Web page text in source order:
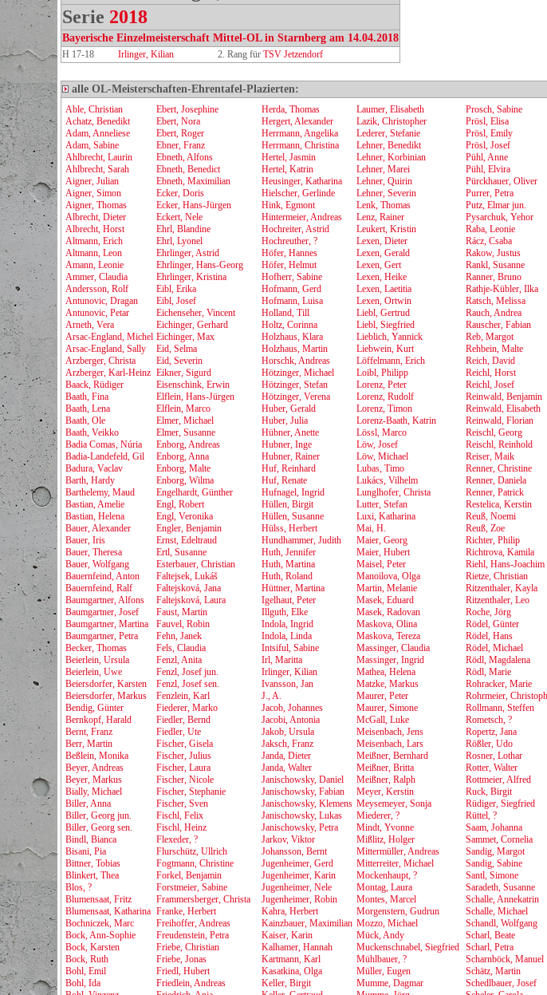
Serie 2018
Bayerische Einzelmeisterschaft Mittel-OL in Starnberg am 14.04.2018
H 17-18 Irlinger, Kilian 2. Rang für TSV Jetzendorf
alle OL-Meisterschaften-Ehrentafel-Plazierten:
Able, Christian
Achatz, Benedikt
Adam, Anneliese
Adam, Sabine
Ahlbrecht, Laurin
Ahlbrecht, Sarah
Aigner, Julian
Aigner, Simon
Aigner, Thomas
Albrecht, Dieter
Albrecht, Horst
Altmann, Erich
Altmann, Leon
Amann, Leonie
Ammer, Claudia
Andersson, Rolf
Antunovic, Dragan
Antunovic, Petar
Arneth, Vera
Arsac-England, Michel
Arsac-England, Sally
Arzberger, Christa
Arzberger, Karl-Heinz
Baack, Rüdiger
Baath, Fina
Baath, Lena
Baath, Ole
Baath, Veikko
Badia Comas, Núria
Badia-Landefeld, Gil
Badura, Vaclav
Barth, Hardy
Barthelemy, Maud
Bastian, Amelie
Bastian, Helena
Bauer, Alexander
Bauer, Iris
Bauer, Theresa
Bauer, Wolfgang
Bauernfeind, Anton
Bauernfeind, Ralf
Baumgartner, Alfons
Baumgartner, Josef
Baumgartner, Martina
Baumgartner, Petra
Becker, Thomas
Beierlein, Ursula
Beierlein, Uwe
Beiersdorfer, Karsten
Beiersdorfer, Markus
Bendig, Günter
Bernkopf, Harald
Bernt, Franz
Berr, Martin
Beßlein, Monika
Beyer, Andreas
Beyer, Markus
Bially, Michael
Biller, Anna
Biller, Georg jun.
Biller, Georg sen.
Bindl, Bianca
Bisani, Pia
Bittner, Tobias
Blinkert, Thea
Blos, ?
Blumensaat, Fritz
Blumensaat, Katharina
Bochniczek, Marc
Bock, Ann-Sophie
Bock, Karsten
Bock, Ruth
Bohl, Emil
Bohl, Ida
Ebert, Josephine
Ebert, Nora
Ebert, Roger
Ebner, Franz
Ebneth, Alfons
Ebneth, Benedict
Ebneth, Maximilian
Ecker, Doris
Ecker, Hans-Jürgen
Eckert, Nele
Ehrl, Blandine
Ehrl, Lyonel
Ehrlinger, Astrid
Ehrlinger, Hans-Georg
Ehrlinger, Kristina
Eibl, Erika
Eibl, Josef
Eichenseher, Vincent
Eichinger, Gerhard
Eichinger, Max
Eid, Selma
Eid, Severin
Eikner, Sigurd
Eisenschink, Erwin
Elflein, Hans-Jürgen
Elflein, Marco
Elmer, Michael
Elmer, Susanne
Enborg, Andreas
Enborg, Anna
Enborg, Malte
Enborg, Wilma
Engelhardt, Günther
Engl, Robert
Engl, Veronika
Engler, Benjamin
Ernst, Edeltraud
Ertl, Susanne
Esterbauer, Christian
Faltejsek, Lukáš
Faltejsková, Jana
Faltejsková, Laura
Faust, Martin
Fauvel, Robin
Fehn, Janek
Fels, Claudia
Fenzl, Anita
Fenzl, Josef jun.
Fenzl, Josef sen.
Fenzlein, Karl
Fiederer, Marko
Fiedler, Bernd
Fiedler, Ute
Fischer, Gisela
Fischer, Julius
Fischer, Laura
Fischer, Nicole
Fischer, Stephanie
Fischer, Sven
Fischl, Felix
Fischl, Heinz
Flexeder, ?
Flurschütz, Ullrich
Fogtmann, Christine
Forkel, Benjamin
Forstmeier, Sabine
Frammersberger, Christa
Franke, Herbert
Freihoffer, Andreas
Freudenstein, Petra
Friebe, Christian
Friebe, Jonas
Friedl, Hubert
Friedlein, Andreas
Herda, Thomas
Hergert, Alexander
Herrmann, Angelika
Herrmann, Christina
Hertel, Jasmin
Hertel, Katrin
Heusinger, Katharina
Hielscher, Gerlinde
Hink, Egmont
Hintermeier, Andreas
Hochreiter, Astrid
Hochreuther, ?
Höfer, Hannes
Höfer, Helmut
Hofherr, Sabine
Hofmann, Gerd
Hofmann, Luisa
Holland, Till
Holtz, Corinna
Holzhaus, Klara
Holzhaus, Martin
Horschk, Andreas
Hötzinger, Michael
Hötzinger, Stefan
Hötzinger, Verena
Huber, Gerald
Huber, Julia
Hübner, Anette
Hubner, Inge
Hubner, Rainer
Huf, Reinhard
Huf, Renate
Hufnagel, Ingrid
Hüllen, Birgit
Hüllen, Susanne
Hülss, Herbert
Hundhammer, Judith
Huth, Jennifer
Huth, Martina
Huth, Roland
Hüttner, Martina
Igelhaut, Peter
Illguth, Elke
Indola, Ingrid
Indola, Linda
Intsiful, Sabine
Irl, Maritta
Irlinger, Kilian
Ivansson, Jan
J., A.
Jacob, Johannes
Jacobi, Antonia
Jakob, Ursula
Jaksch, Franz
Janda, Dieter
Janda, Walter
Janischowsky, Daniel
Janischowsky, Fabian
Janischowsky, Klemens
Janischowsky, Lukas
Janischowsky, Petra
Jarkov, Viktor
Johansson, Bernt
Jugenheimer, Gerd
Jugenheimer, Karin
Jugenheimer, Nele
Jugenheimer, Robin
Kahra, Herbert
Kainzbauer, Maximilian
Kaiser, Karin
Kalhamer, Hannah
Kartmann, Karl
Kasatkina, Olga
Keller, Birgit
Laumer, Elisabeth
Lazik, Christopher
Lederer, Stefanie
Lehner, Benedikt
Lehner, Korbinian
Lehner, Marei
Lehner, Quirin
Lehner, Severin
Lenk, Thomas
Lenz, Rainer
Leukert, Kristin
Lexen, Dieter
Lexen, Gerald
Lexen, Gert
Lexen, Heike
Lexen, Laetitia
Lexen, Ortwin
Liebl, Gertrud
Liebl, Siegfried
Lieblich, Yannick
Liebwein, Kurt
Löffelmann, Erich
Loibl, Philipp
Lorenz, Peter
Lorenz, Rudolf
Lorenz, Timon
Lorenz-Baath, Katrin
Lössl, Marco
Löw, Josef
Löw, Michael
Lubas, Timo
Lukács, Vilhelm
Lunglhofer, Christa
Lutter, Stefan
Luxi, Katharina
Mai, H.
Maier, Georg
Maier, Hubert
Maisel, Peter
Manoilova, Olga
Martin, Melanie
Masek, Eduard
Masek, Radovan
Maskova, Olina
Maskova, Tereza
Massinger, Claudia
Massinger, Ingrid
Mathea, Helena
Matzke, Markus
Maurer, Peter
Maurer, Simone
McGall, Luke
Meisenbach, Jens
Meisenbach, Lars
Meißner, Bernhard
Meißner, Britta
Meißner, Ralph
Meyer, Kerstin
Meysemeyer, Sonja
Miederer, ?
Mindt, Yvonne
Mißlitz, Holger
Mittermüller, Andreas
Mitterreiter, Michael
Mockenhaupt, ?
Montag, Laura
Montes, Marcel
Morgenstern, Gudrun
Mozzo, Michael
Mück, Andy
Muckenschnabel, Siegfried
Mühlbauer, ?
Müller, Eugen
Mumme, Dagmar
Prosch, Sabine
Prösl, Elisa
Prösl, Emily
Prösl, Josef
Pühl, Anne
Pühl, Elvira
Pürckhauer, Oliver
Purrer, Petra
Putz, Elmar jun.
Pysarchuk, Yehor
Raba, Leonie
Rácz, Csaba
Rakow, Justus
Rankl, Susanne
Ranner, Bruno
Rathje-Kübler, Ilka
Ratsch, Melissa
Rauch, Andrea
Rauscher, Fabian
Reb, Margot
Rehbein, Malte
Reich, David
Reichl, Horst
Reichl, Josef
Reinwald, Benjamin
Reinwald, Elisabeth
Reinwald, Florian
Reischl, Georg
Reischl, Reinhold
Reiser, Maik
Renner, Christine
Renner, Daniela
Renner, Patrick
Restelica, Kerstin
Reuß, Noemi
Reuß, Zoe
Richter, Philip
Richtrova, Kamila
Riehl, Hans-Joachim
Rietze, Christian
Ritzenthaler, Kayla
Ritzenthaler, Leo
Roche, Jörg
Rödel, Günter
Rödel, Hans
Rödel, Michael
Rödl, Magdalena
Rödl, Marie
Rohracker, Marie
Rohrmeier, Christoph
Rollmann, Steffen
Rometsch, ?
Ropertz, Jana
Rößler, Udo
Rosner, Lothar
Rotter, Walter
Rottmeier, Alfred
Ruck, Birgit
Rüdiger, Siegfried
Rüttel, ?
Saam, Johanna
Sammet, Cornelia
Sandig, Margot
Sandig, Sabine
Santl, Simone
Saradeth, Susanne
Schalle, Annekatrin
Schalle, Michael
Schandl, Wolfgang
Scharl, Beate
Scharl, Petra
Scharnböck, Manuel
Schätz, Martin
Schedlbauer, Josef